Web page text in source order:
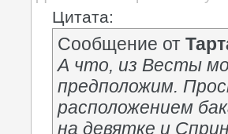
Цитата:
Сообщение от
А что, из Весты
предположим.
расположением
на девятке и